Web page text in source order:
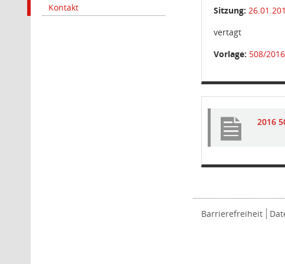
Kontakt Sitzung:
vertagt
Vorlage: 508/2016
2016
Barrierefreiheit